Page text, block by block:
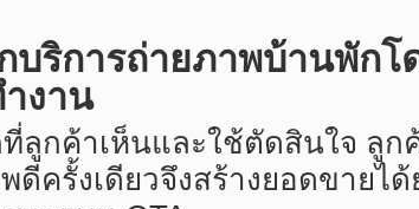
บริการถ่ายภาพบ้านพัก
งาน
ลูกค้าเห็นและใช้ตัดสินใจ ลู
ดีครั้งเดียวจึงสร้างยอดขายไ